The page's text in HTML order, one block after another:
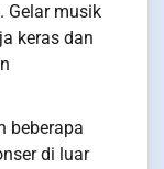
Gelar musik
keras dan
beberapa
di luar